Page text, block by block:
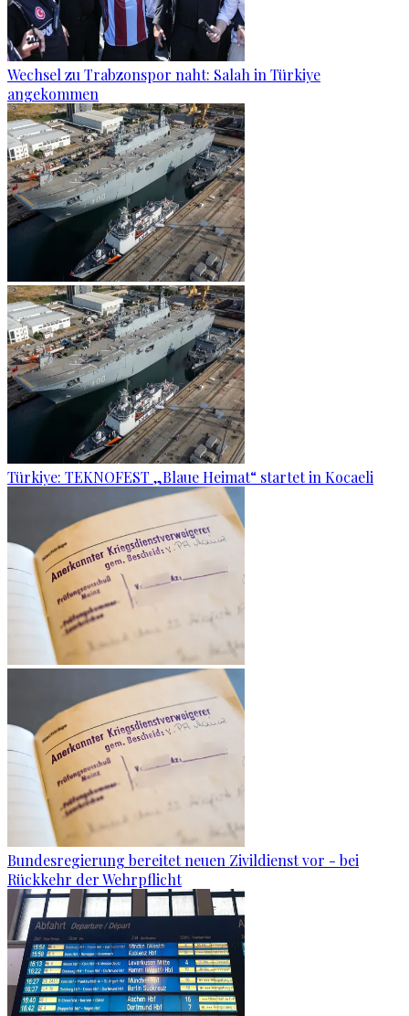
Wechsel zu Trabzonspor naht: Salah in Türkiye
angekommen
Türkiye: TEKNOFEST „Blaue Heimat“ startet in Kocaeli
Bundesregierung bereitet neuen Zivildienst vor - bei
Rückkehr der Wehrpflicht